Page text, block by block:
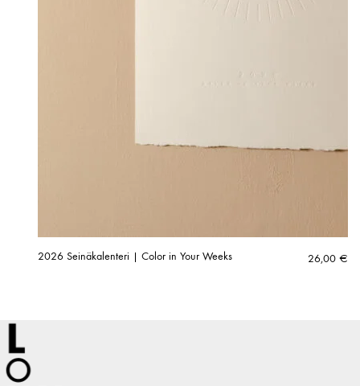
2026 Seinäkalenteri | Color in Your Weeks 26,00 €